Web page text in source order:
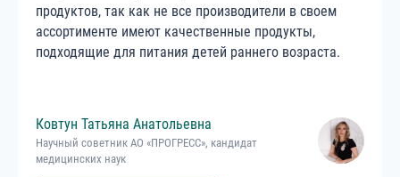
продуктов, так как не все производители в своем
ассортименте имеют качественные продукты,
подходящие для питания детей раннего возраста.
Ковтун Татьяна Анатольевна
Научный советник АО «ПРОГРЕСС», кандидат
медицинских наук